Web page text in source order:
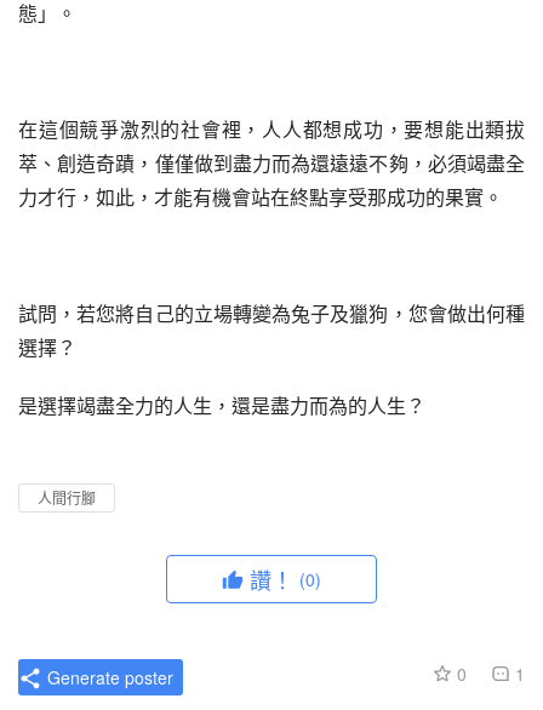
態」。
在這個競爭激烈的社會裡，人人都想成功，要想能出類拔
萃、創造奇蹟，僅僅做到盡力而為還遠遠不夠，必須竭盡全
力才行，如此，才能有機會站在終點享受那成功的果實。
試問，若您將自己的立場轉變為兔子及獵狗，您會做出何種
選擇？
是選擇竭盡全力的人生，還是盡力而為的人生？
人間行腳
讚！ (0)
0 1
Generate poster